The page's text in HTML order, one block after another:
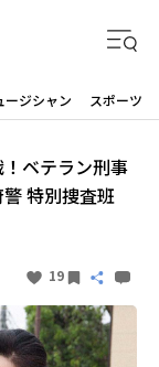
ージシャン スポーツ
ベテラン刑事
特別捜査班
19